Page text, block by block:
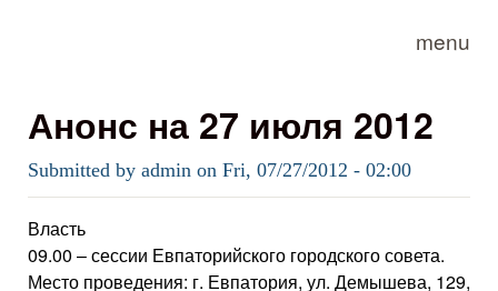
menu
Анонс на 27 июля 2012
Submitted by admin on Fri, 07/27/2012 - 02:00
Власть
09.00 – сессии Евпаторийского городского совета.
Место проведения: г. Евпатория, ул. Демышева, 129,